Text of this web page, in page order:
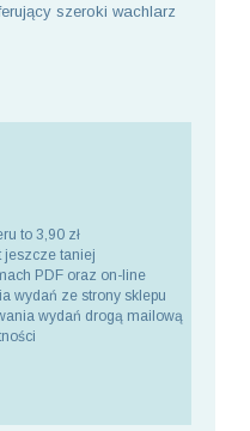
szeroki wachlarz
to 3,90 zł
jeszcze taniej
PDF oraz on-line
wydań ze strony sklepu
wydań drogą mailową